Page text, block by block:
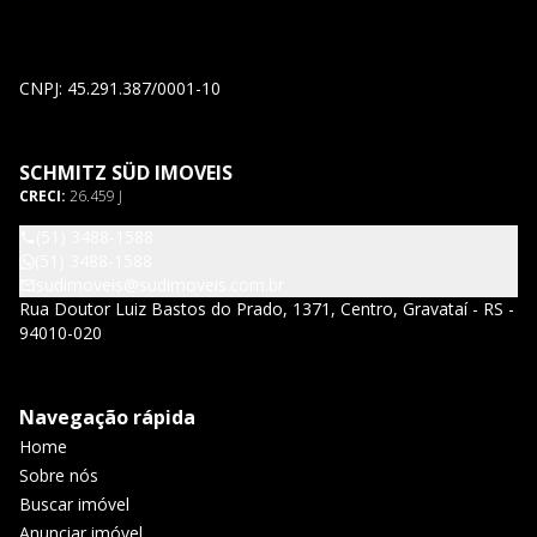
CNPJ: 45.291.387/0001-10
SCHMITZ SÜD IMOVEIS
CRECI: 26.459 J
Rua Doutor Luiz Bastos do Prado, 1371, Centro, Gravataí - RS -
94010-020
Navegação rápida
Home
Sobre nós
Buscar imóvel